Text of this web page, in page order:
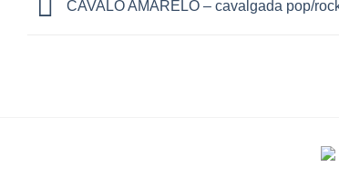
CAVALO AMARELO – cavalgada pop/